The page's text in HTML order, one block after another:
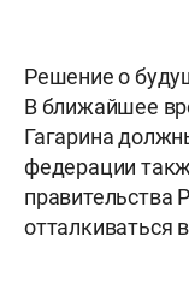
Решение о
В ближайшее
Гагарина
федерации
правительства
отталкиваться